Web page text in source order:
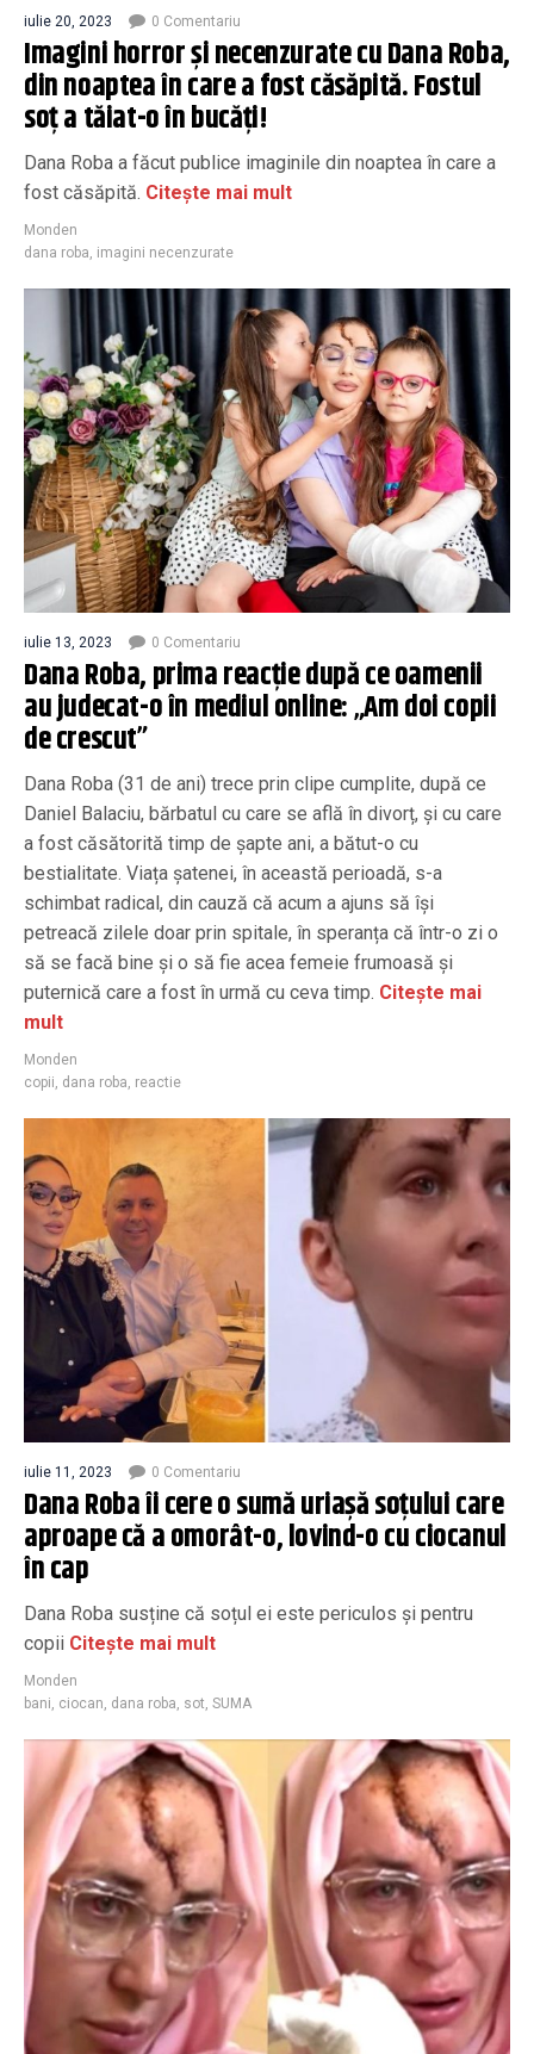
iulie 20, 2023 0 Comentariu
Imagini horror și necenzurate cu Dana Roba,
din noaptea în care a fost căsăpită. Fostul
soț a tăiat-o în bucăți!
Dana Roba a făcut publice imaginile din noaptea în care a
fost căsăpită. Citește mai mult
Monden
dana roba, imagini necenzurate
iulie 13, 2023 0 Comentariu
Dana Roba, prima reacție după ce oamenii
au judecat-o în mediul online: „Am doi copii
de crescut”
Dana Roba (31 de ani) trece prin clipe cumplite, după ce
Daniel Balaciu, bărbatul cu care se află în divorț, și cu care
a fost căsătorită timp de șapte ani, a bătut-o cu
bestialitate. Viața șatenei, în această perioadă, s-a
schimbat radical, din cauză că acum a ajuns să își
petreacă zilele doar prin spitale, în speranța că într-o zi o
să se facă bine și o să fie acea femeie frumoasă și
puternică care a fost în urmă cu ceva timp. Citește mai
mult
Monden
copii, dana roba, reactie
iulie 11, 2023 0 Comentariu
Dana Roba îi cere o sumă uriașă soțului care
aproape că a omorât-o, lovind-o cu ciocanul
în cap
Dana Roba susține că soțul ei este periculos și pentru
copii Citește mai mult
Monden
bani, ciocan, dana roba, sot, SUMA